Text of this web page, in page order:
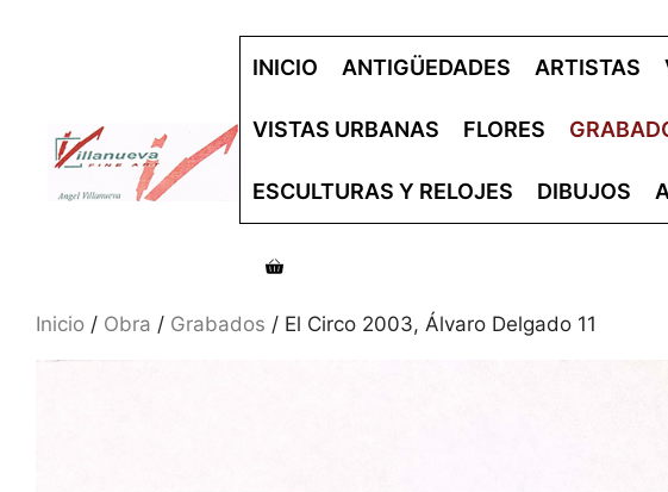
INICIO ANTIGÜEDADES ARTISTAS
VISTAS URBANAS FLORES
ESCULTURAS Y RELOJES DIBUJOS
Inicio / Obra / Grabados / El Circo 2003, Álvaro Delgado 11